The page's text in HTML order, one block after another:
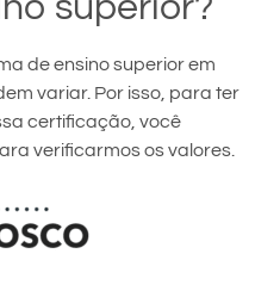
superior?
de ensino superior em
variar. Por isso, para ter
certificação, você
verificarmos os valores.